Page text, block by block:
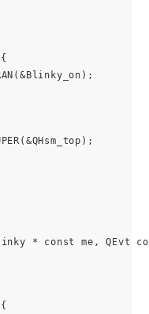
{
* const me, QEvt
{